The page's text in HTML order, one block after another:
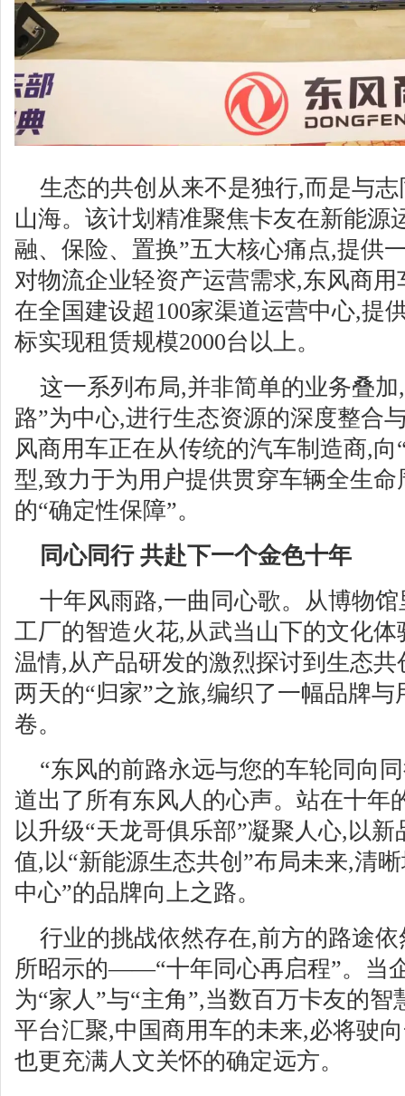
生态的共创从来不是独行,而是与
山海。该计划精准聚焦卡友在新能源
融、保险、置换”五大核心痛点,提供
对物流企业轻资产运营需求,东风商
在全国建设超100家渠道运营中心,提
标实现租赁规模2000台以上。
这一系列布局,并非简单的业务叠
路”为中心,进行生态资源的深度整合
风商用车正在从传统的汽车制造商,
型,致力于为用户提供贯穿车辆全生
的“确定性保障”。
同心同行 共赴下一个金色十年
十年风雨路,一曲同心歌。从博物
工厂的智造火花,从武当山下的文化
温情,从产品研发的激烈探讨到生态
两天的“归家”之旅,编织了一幅品牌
卷。
“东风的前路永远与您的车轮同向
道出了所有东风人的心声。站在十年
以升级“天龙哥俱乐部”凝聚人心,以
值,以“新能源生态共创”布局未来,清
中心”的品牌向上之路。
行业的挑战依然存在,前方的路途
所昭示的——“十年同心再启程”。当
为“家人”与“主角”,当数百万卡友的
平台汇聚,中国商用车的未来,必将驶
也更充满人文关怀的确定远方。